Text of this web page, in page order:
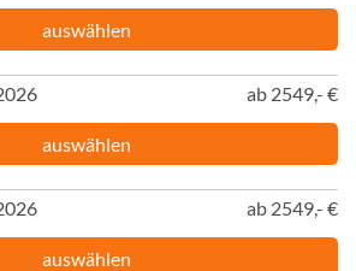
auswählen
ab 2549,- €
auswählen
ab 2549,- €
auswählen